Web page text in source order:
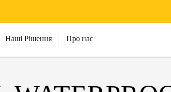
Наші Рішення Про нас